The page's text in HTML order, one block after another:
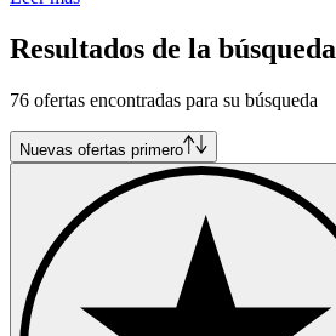
Resultados de la búsqueda
76 ofertas encontradas para su búsqueda
Nuevas ofertas primero